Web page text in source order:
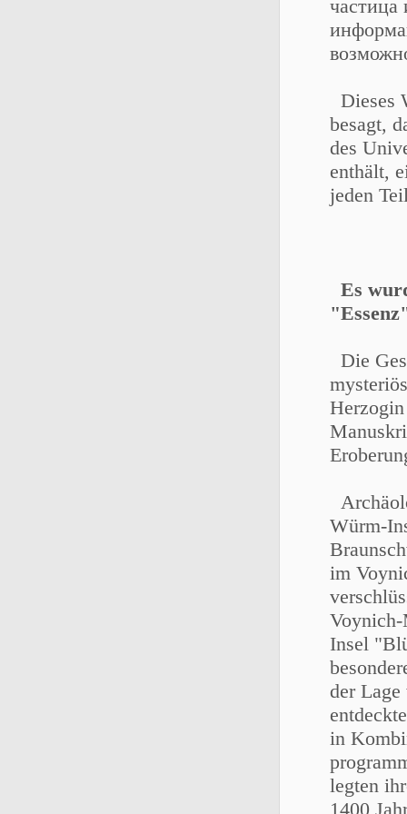
частица
Dieses
besagt,
des
enthält,
jeden
Es
Die
Würm-
im
Insel
der
in
legten
1400